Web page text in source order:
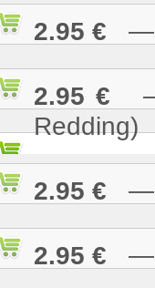
2.95 € —
2.95 € —
Redding)
2.95 € —
2.95 € —